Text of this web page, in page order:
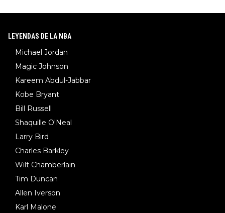
LEYENDAS DE LA NBA
Michael Jordan
Magic Johnson
Kareem Abdul-Jabbar
Kobe Bryant
Bill Russell
Shaquille O'Neal
Larry Bird
Charles Barkley
Wilt Chamberlain
Tim Duncan
Allen Iverson
Karl Malone